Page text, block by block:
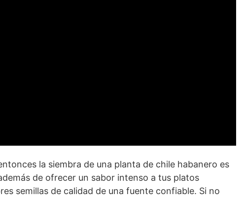
la siembra de una planta de chile habanero es
de ofrecer un sabor intenso a tus platos
semillas de calidad de una fuente confiable. Si no